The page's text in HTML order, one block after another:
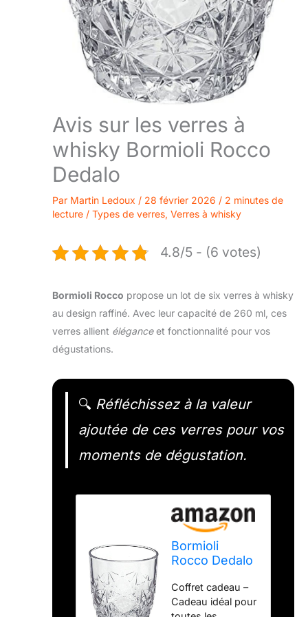
Avis sur les verres à
whisky Bormioli Rocco
Dedalo
Par Martin Ledoux / 28 février 2026 / 2 minutes de
lecture / Types de verres, Verres à whisky
4.8/5 - (6 votes)
Bormioli Rocco propose un lot de six verres à whisky
au design raffiné. Avec leur capacité de 260 ml, ces
verres allient éléganceet fonctionnalité pour vos
dégustations.
🔍 Réfléchissez à la valeur
ajoutée de ces verres pour vos
moments de dégustation.
Bormioli
Rocco Dedalo
verres à
whisky 260 ml
Coffret cadeau –
Cadeau idéal pour